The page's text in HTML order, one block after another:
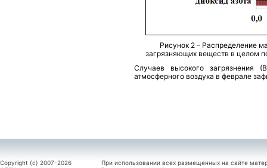
Рисунок 2 – Распределение
загрязняющих веществ в целом
Случаев высокого загрязнения
атмосферного воздуха в феврале
Copyright (c) 2007-2026
При использовании всех размещенных на сайте